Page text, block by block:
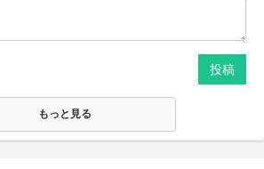
投稿
もっと見る